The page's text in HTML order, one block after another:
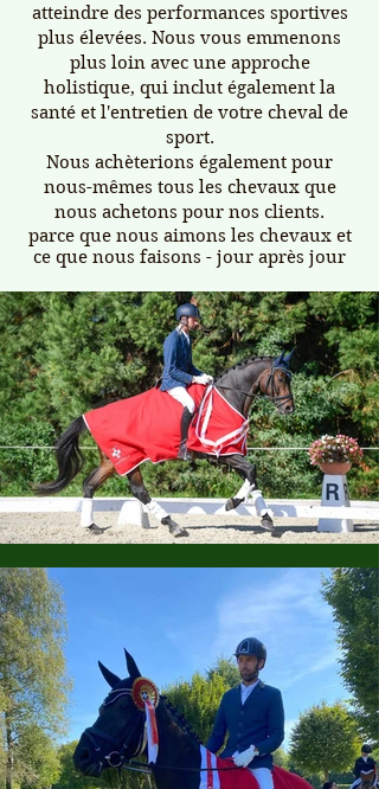
atteindre des performances sportives
plus élevées. Nous vous emmenons
plus loin avec une approche
holistique, qui inclut également la
santé et l'entretien de votre cheval de
sport.
Nous achèterions également pour
nous-mêmes tous les chevaux que
nous achetons pour nos clients.
parce que nous aimons les chevaux et
ce que nous faisons - jour après jour